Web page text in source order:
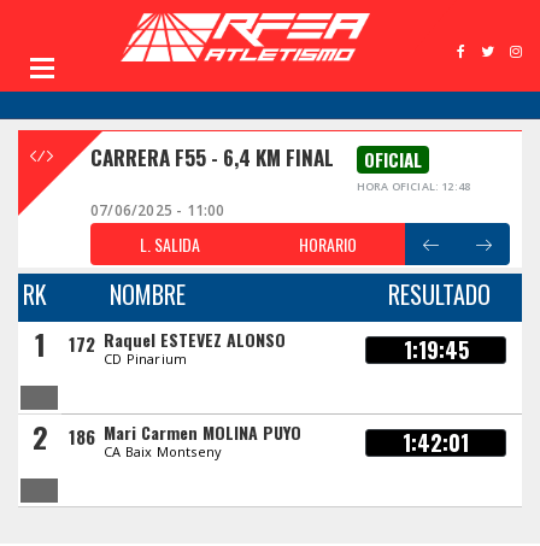
CARRERA F55 - 6,4 KM FINAL OFICIAL
HORA OFICIAL: 12:48
07/06/2025 - 11:00
L. SALIDA HORARIO
RK NOMBRE RESULTADO
1 172 Raquel ESTEVEZ ALONSO
CD Pinarium 1:19:45
2 186 Mari Carmen MOLINA PUYO
CA Baix Montseny 1:42:01